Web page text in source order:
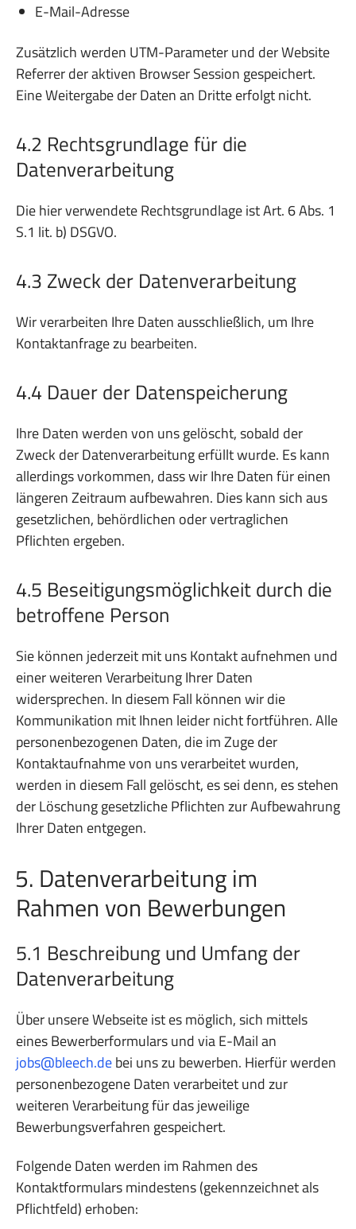
E-Mail-Adresse
Zusätzlich werden UTM-Parameter und der Website
Referrer der aktiven Browser Session gespeichert.
Eine Weitergabe der Daten an Dritte erfolgt nicht.
4.2 Rechtsgrundlage für die
Datenverarbeitung
Die hier verwendete Rechtsgrundlage ist Art. 6 Abs. 1
S.1 lit. b) DSGVO.
4.3 Zweck der Datenverarbeitung
Wir verarbeiten Ihre Daten ausschließlich, um Ihre
Kontaktanfrage zu bearbeiten.
4.4 Dauer der Datenspeicherung
Ihre Daten werden von uns gelöscht, sobald der
Zweck der Datenverarbeitung erfüllt wurde. Es kann
allerdings vorkommen, dass wir Ihre Daten für einen
längeren Zeitraum aufbewahren. Dies kann sich aus
gesetzlichen, behördlichen oder vertraglichen
Pflichten ergeben.
4.5 Beseitigungsmöglichkeit durch die
betroffene Person
Sie können jederzeit mit uns Kontakt aufnehmen und
einer weiteren Verarbeitung Ihrer Daten
widersprechen. In diesem Fall können wir die
Kommunikation mit Ihnen leider nicht fortführen. Alle
personenbezogenen Daten, die im Zuge der
Kontaktaufnahme von uns verarbeitet wurden,
werden in diesem Fall gelöscht, es sei denn, es stehen
der Löschung gesetzliche Pflichten zur Aufbewahrung
Ihrer Daten entgegen.
5. Datenverarbeitung im
Rahmen von Bewerbungen
5.1 Beschreibung und Umfang der
Datenverarbeitung
Über unsere Webseite ist es möglich, sich mittels
eines Bewerberformulars und via E-Mail an
jobs@bleech.debei uns zu bewerben. Hierfür werden
personenbezogene Daten verarbeitet und zur
weiteren Verarbeitung für das jeweilige
Bewerbungsverfahren gespeichert.
Folgende Daten werden im Rahmen des
Kontaktformulars mindestens (gekennzeichnet als
Pflichtfeld) erhoben: